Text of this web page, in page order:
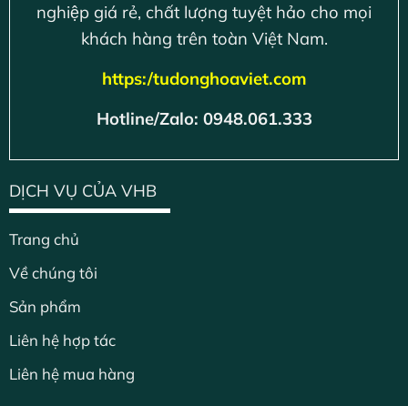
nghiệp giá rẻ, chất lượng tuyệt hảo cho mọi
khách hàng trên toàn Việt Nam.
https:/tudonghoaviet.com
Hotline/Zalo: 0948.061.333
DỊCH VỤ CỦA VHB
Trang chủ
Về chúng tôi
Sản phẩm
Liên hệ hợp tác
Liên hệ mua hàng